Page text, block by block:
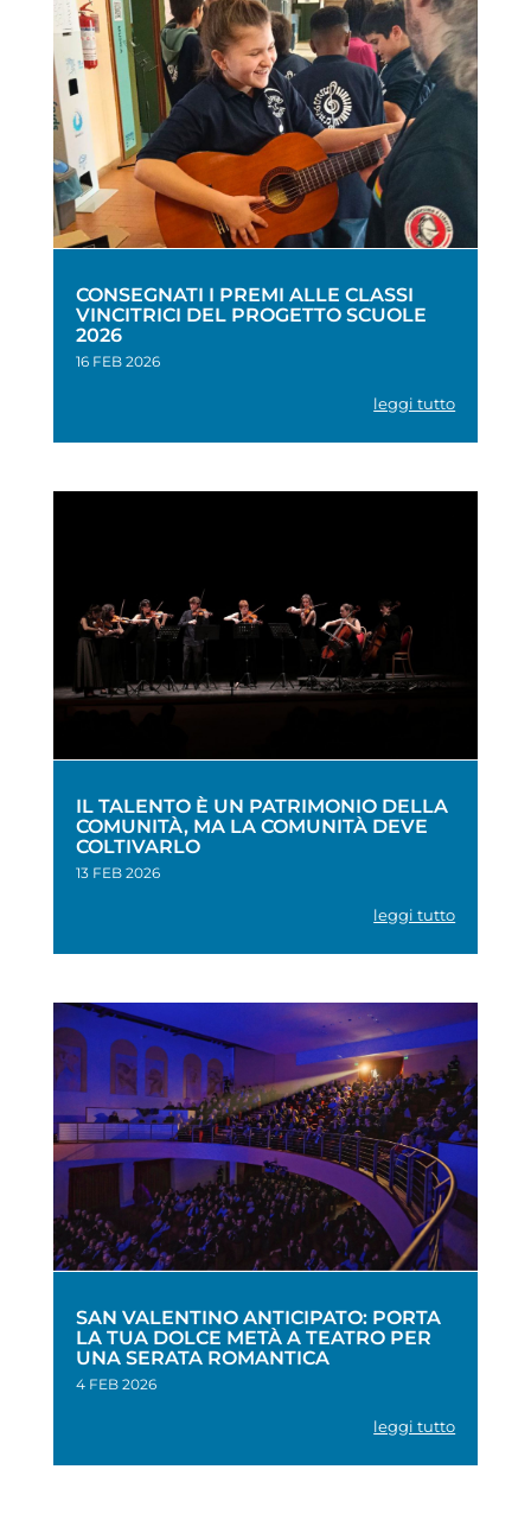
CONSEGNATI I PREMI ALLE CLASSI
VINCITRICI DEL PROGETTO SCUOLE
2026
16 FEB 2026
leggi tutto
IL TALENTO È UN PATRIMONIO DELLA
COMUNITÀ, MA LA COMUNITÀ DEVE
COLTIVARLO
13 FEB 2026
leggi tutto
SAN VALENTINO ANTICIPATO: PORTA
LA TUA DOLCE METÀ A TEATRO PER
UNA SERATA ROMANTICA
4 FEB 2026
leggi tutto